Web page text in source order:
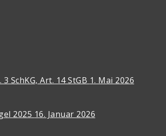
SchKG, Art. 14 StGB 1. Mai 2026
2025 16. Januar 2026